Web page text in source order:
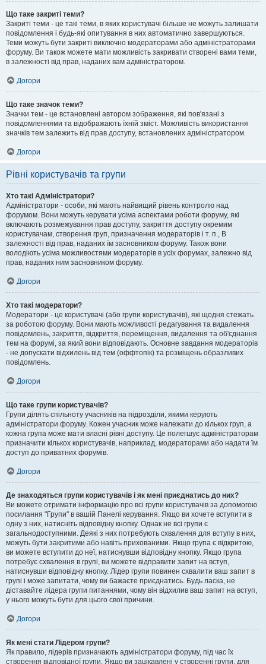
Що таке закриті теми?
Закриті теми - це такі теми, в яких користувачі більше не можуть залишати
повідомлення і будь-які опитування в них автоматично завершуються.
Теми можуть бути закриті виключно модераторами або адміністраторами
форуму. Ви також можете мати можливість закривати створені вами теми,
в залежності від прав, наданих вам адміністратором.
Догори
Що таке значок теми?
Значки тем - це встановлені автором зображення, які пов'язані з
повідомленнями та відображають їхній зміст. Можливість використання
значків тем залежить від прав доступу, встановлених адміністратором.
Догори
Рівні користувачів та групи
Хто такі Адміністратори?
Адміністратори - особи, які мають найвищий рівень контролю над
форумом. Вони можуть керувати усіма аспектами роботи форуму, які
включають розмежування прав доступу, закриття доступу окремим
користувачам, створення груп, призначення модераторів і т. п., В
залежності від прав, наданих їм засновником форуму. Також вони
володіють усіма можливостями модераторів в усіх форумах, залежно від
прав, наданих ним засновником форуму.
Догори
Хто такі модератори?
Модератори - це користувачі (або групи користувачів), які щодня стежать
за роботою форуму. Вони мають можливості редагування та видалення
повідомлень, закриття, відкриття, переміщення, видалення та об'єднання
тем на форумі, за який вони відповідають. Основне завдання модераторів
- не допускати відхилень від тем (оффтопік) та розміщень образливих
повідомлень.
Догори
Що таке групи користувачів?
Групи ділять спільноту учасників на підрозділи, якими керують
адміністратори форуму. Кожен учасник може належати до кількох груп, а
кожна група може мати власні рівні доступу. Це полегшує адміністраторам
призначити кількох користувачів, наприклад, модераторами або надати їм
доступ до приватних форумів.
Догори
Де знаходяться групи користувачів і як мені приєднатись до них?
Ви можете отримати інформацію про всі групи користувачів за допомогою
посилання "Групи" в вашій Панелі керування. Якщо ви хочете вступити в
одну з них, натисніть відповідну кнопку. Однак не всі групи є
загальнодоступними. Деякі з них потребують схвалення для вступу в них,
можуть бути закритими або навіть прихованими. Якщо група є відкритою,
ви можете вступити до неї, натиснувши відповідну кнопку. Якщо група
потребує схвалення в групі, ви можете відправити запит на вступ,
натиснувши відповідну кнопку. Лідер групи повинен схвалити ваш запит в
групі і може запитати, чому ви бажаєте приєднатись. Будь ласка, не
діставайте лідера групи питаннями, чому він відхилив ваш запит на вступ,
у нього можуть бути для цього свої причини.
Догори
Як мені стати Лідером групи?
Як правило, лідерів призначають адміністратори форуму, під час їх
створення відповідної групи. Якщо ви зацікавлені у створенні групи, для